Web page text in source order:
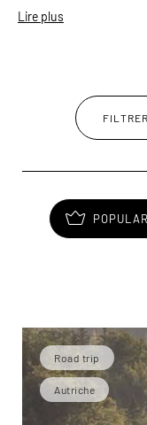
Römerhofgasse,
montagnes, idéal
randonnée.
Lire plus
FILTRER
Road trip
Autriche